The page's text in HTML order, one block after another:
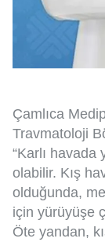
Çamlıca
Travmatoloji
“Karlı havada
olabilir. Kış
olduğunda,
için yürüyüşe
Öte yandan,